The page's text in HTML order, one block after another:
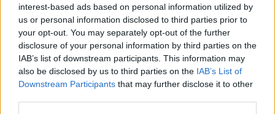
interest-based ads based on personal information utilized by
us or personal information disclosed to third parties prior to
your opt-out. You may separately opt-out of the further
disclosure of your personal information by third parties on the
IAB’s list of downstream participants. This information may
also be disclosed by us to third parties on the IAB’s List of
Downstream Participants that may further disclose it to other
Φωτογραφία: iStock